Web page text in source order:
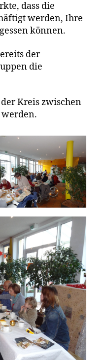
dass die
werden, Ihre
können.
der
die
Kreis zwischen
werden.